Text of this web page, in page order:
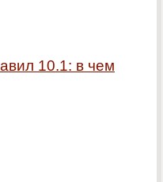
10.1: в чем